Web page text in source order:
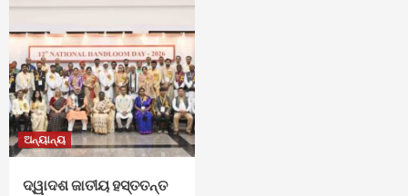
ଅନ୍ୟାନ୍ୟ
ଦ୍ୱାଦଶ ଜାତୀୟ ହସ୍ତତନ୍ତ